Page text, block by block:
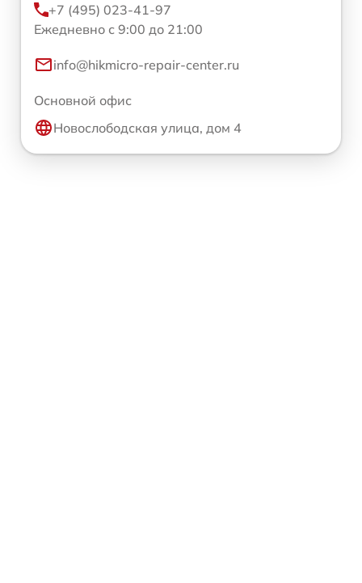
+7 (495) 023-41-97
Ежедневно с 9:00 до 21:00
info@hikmicro-repair-center.ru
Основной офис
Новослободская улица, дом 4